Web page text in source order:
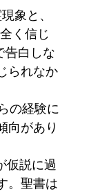
象と、
く信じ
告白しな
られなか
の経験に
向があり
仮説に過
。聖書は